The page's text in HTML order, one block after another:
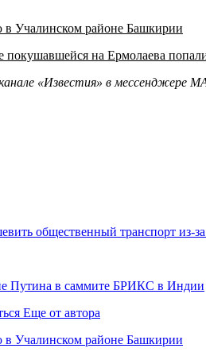
в Учалинском районе Башкирии
покушавшейся на Ермолаева
«Известия» в мессенджере
общественный транспорт из-за
Путина в саммите БРИКС в Индии
Еще от автора
в Учалинском районе Башкирии